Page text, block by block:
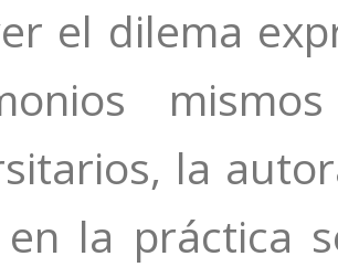
el dilema
la
la práctica